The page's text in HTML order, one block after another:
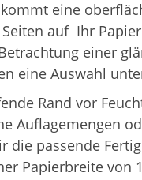
eine
auf Ihr
einer
eine Auswahl
Rand vor
Auflagemengen
die passende
Papierbreite von